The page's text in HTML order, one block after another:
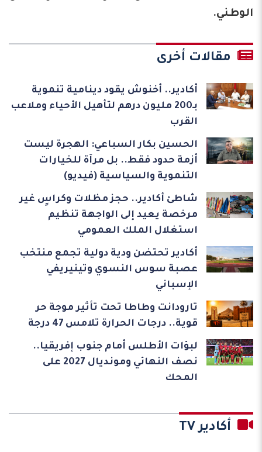
الوطني.
مقالات أخرى
أكادير.. أخنوش يقود دينامية تنموية
بـ200 مليون درهم لتأهيل الأحياء وملاعب
القرب
الحسين بكار السباعي: الهجرة ليست
أزمة حدود فقط.. بل مرآة للخيارات
التنموية والسياسية (فيديو)
شاطئ أكادير.. حجز مظلات وكراسٍ غير
مرخصة يعيد إلى الواجهة تنظيم
استغلال الملك العمومي
أكادير تحتضن ودية دولية تجمع منتخب
عصبة سوس النسوي وتينيريفي
الإسباني
تارودانت وطاطا تحت تأثير موجة حر
قوية.. درجات الحرارة تلامس 47 درجة
لبؤات الأطلس أمام جنوب إفريقيا..
نصف النهائي ومونديال 2027 على
المحك
أكادير TV